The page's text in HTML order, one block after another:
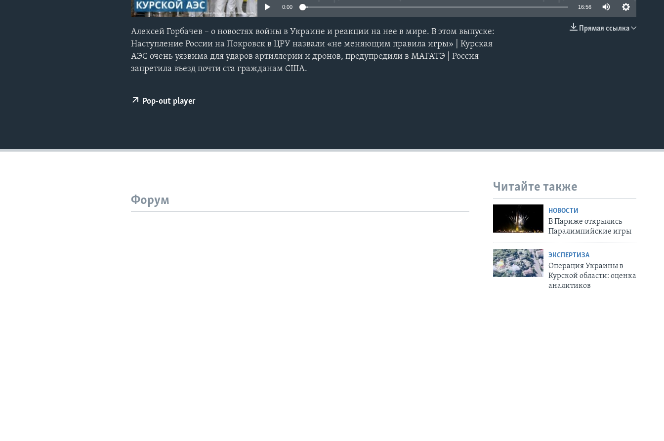
0:00 16:56
Прямая ссылка
Алексей Горбачев – о новостях войны в Украине и реакции на нее в мире. В этом выпуске:
Наступление России на Покровск в ЦРУ назвали «не меняющим правила игры» | Курская
АЭС очень уязвима для ударов артиллерии и дронов, предупредили в МАГАТЭ | Россия
запретила въезд почти ста гражданам США.
Pop-out player
Форум
Читайте также
НОВОСТИ
В Париже открылись
Паралимпийские игры
ЭКСПЕРТИЗА
Операция Украины в
Курской области: оценка
аналитиков